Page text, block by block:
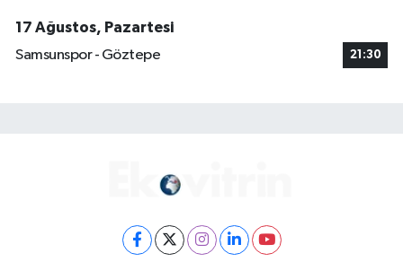
17 Ağustos, Pazartesi
Samsunspor - Göztepe
21:30